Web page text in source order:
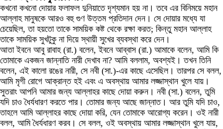
কখনো কখনো দোয়ার ফলাফল দুনিয়াতে দৃশ্যমান হয় না। তবে এর বিনিময়ে মহান
আল্লাহ মানুষকে আরও বহু গুণ উত্তম প্রতিদান দেন। সে দোয়ার মধ্যে যা
চেয়েছিল, তা হয়তো তাকে সাময়িক কষ্ট থেকে রক্ষা করত; কিন্তু মহান আল্লাহ
তাকে সাময়িক সুখটুকু না দিয়ে স্থায়ী সুখের ব্যবস্থা করে দেন।
আতা ইবনে আবু রাবাহ (রা.) বলেন, ইবনে আব্বাস (রা.) আমাকে বলেন, আমি কি
তোমাকে একজন জান্নাতি নারী দেখাব না? আমি বললাম, অবশ্যই। তখন তিনি
বলেন, এই কালো রঙের নারী, সে নবী (সা.)-এর কাছে এসেছিল। তারপর সে বলল,
আমি মৃগী রোগে আক্রান্ত হই এবং এ অবস্থায় আমার লজ্জাস্থান খুলে যায়।
সুতরাং আপনি আমার জন্য আল্লাহর কাছে দোয়া করুন। নবী (সা.) বলেন, তুমি
যদি চাও ধৈর্যধারণ করতে পার। তোমার জন্য আছে জান্নাত। আর তুমি যদি চাও,
তাহলে আমি আল্লাহর কাছে দোয়া করি, যেন তোমাকে আরোগ্য করেন। ওই নারী
বলল, আমি ধৈর্যধারণ করব। সে বলল, ওই অবস্থায় আমার লজ্জাস্থান খুলে যায়,